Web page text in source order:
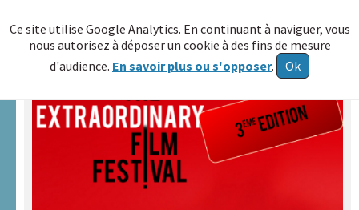
Ce site utilise Google Analytics. En continuant à naviguer, vous
nous autorisez à déposer un cookie à des fins de mesure
d'audience. En savoir plus ou s'opposer. Ok
≡
Allez au
contenu
Accueil